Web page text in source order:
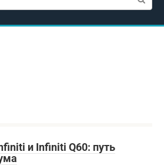
и Infiniti Q60: путь